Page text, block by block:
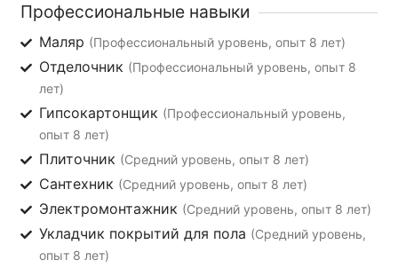
Профессиональные навыки
Маляр (Профессиональный уровень, опыт 8 лет)
Отделочник (Профессиональный уровень, опыт 8
лет)
Гипсокартонщик (Профессиональный уровень,
опыт 8 лет)
Плиточник (Средний уровень, опыт 8 лет)
Сантехник (Средний уровень, опыт 8 лет)
Электромонтажник (Средний уровень, опыт 8 лет)
Укладчик покрытий для пола (Средний уровень,
опыт 8 лет)